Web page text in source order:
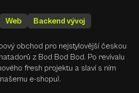
Web Backend vývoj
obchod pro nejstylovější českou
z Bod Bod Bod. Po revivalu
fresh projektu a slaví s ním
e-shopu).